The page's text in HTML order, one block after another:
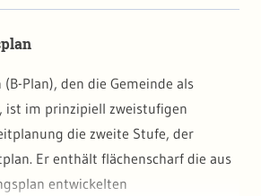
Plan), den die Gemeinde als
ist im prinzipiell zweistufigen
die zweite Stufe, der
Er enthält flächenscharf die aus
entwickelten